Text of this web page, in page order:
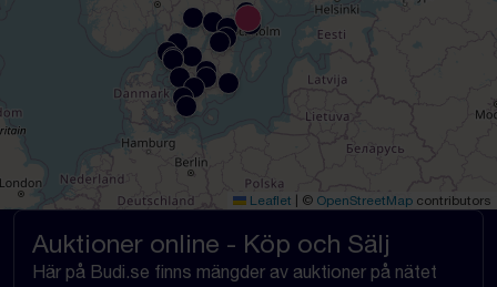
Leaflet © OpenStreetMap contributors
Auktioner online - Köp och Sälj
Här på Budi.se finns mängder av auktioner på nätet